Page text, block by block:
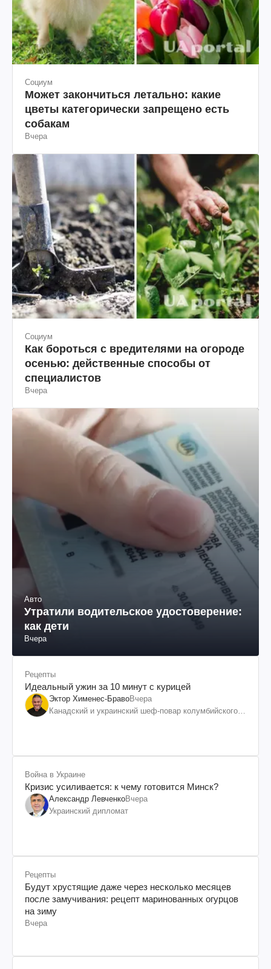
Социум
Может закончиться летально: какие
цветы категорически запрещено есть
собакам
Вчера
Социум
Как бороться с вредителями на огороде
осенью: действенные способы от
специалистов
Вчера
Авто
Утратили водительское удостоверение:
как дети
Вчера
Рецепты
Идеальный ужин за 10 минут с курицей
Эктор Хименес-БравоВчера
Канадский и украинский шеф-повар колумбийского
Война в Украине
Кризис усиливается: к чему готовится Минск?
Александр ЛевченкоВчера
Украинский дипломат
Рецепты
Будут хрустящие даже через несколько месяцев
после замучивания: рецепт маринованных огурцов
на зиму
Вчера